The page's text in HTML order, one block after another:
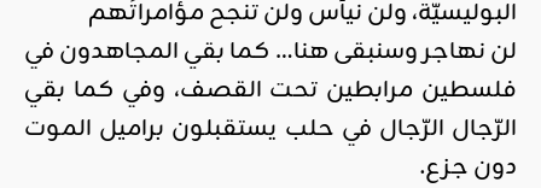
البوليسيّة، ولن نيأس ولن تنجح مؤامراتُهم
لن نهاجر وسنبقى هنا… كما بقي المجاهدون في
فلسطين مرابطين تحت القصف، وفي كما بقي
الرّجال الرّجال في حلب يستقبلون براميل الموت
دون جزع.